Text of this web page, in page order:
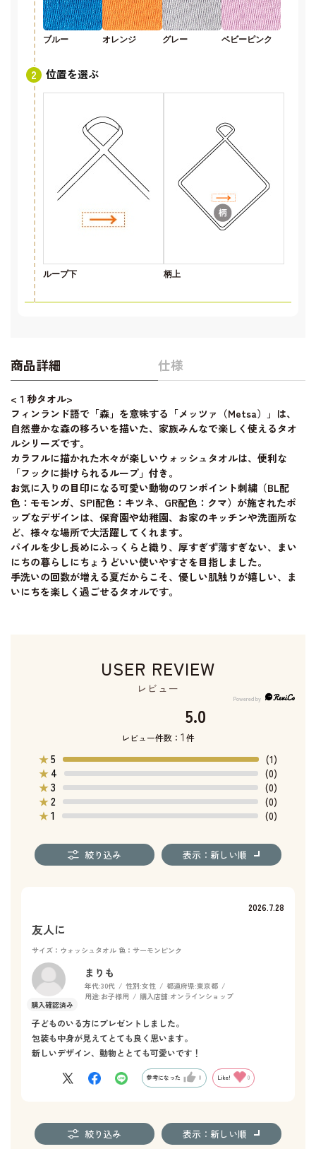
ブルー オレンジ グレー ベビーピンク
位置を選ぶ
ループ下 柄上
商品詳細 仕様
<１秒タオル>
フィンランド語で「森」を意味する「メッツァ（Metsa）」は、
自然豊かな森の移ろいを描いた、家族みんなで楽しく使えるタオ
ルシリーズです。
カラフルに描かれた木々が楽しいウォッシュタオルは、便利な
「フックに掛けられるループ」付き。
お気に入りの目印になる可愛い動物のワンポイント刺繍（BL配
色：モモンガ、SPI配色：キツネ、GR配色：クマ）が施されたポ
ップなデザインは、保育園や幼稚園、お家のキッチンや洗面所な
ど、様々な場所で大活躍してくれます。
パイルを少し長めにふっくらと織り、厚すぎず薄すぎない、まい
にちの暮らしにちょうどいい使いやすさを目指しました。
手洗いの回数が増える夏だからこそ、優しい肌触りが嬉しい、ま
いにちを楽しく過ごせるタオルです。
USER REVIEW
レビュー
5.0
レビュー件数： 1 件
★5
(1)
★ 4
(0)
★3
(0)
★2
(0)
★1 (0)
絞り込み 表示：新しい順
2026.7.28
友人に
サイズ：ウォッシュタオル 色：サーモンピンク
まりも
年代:30代 性別:女性 都道府県:東京都
用途:お子様用 購入店舗:オンラインショップ
子どものいる方にプレゼントしました。
包装も中身が見えてとても良く思います。
新しいデザイン、動物ととても可愛いです！
参考になった 0 Like! 0
絞り込み 表示：新しい順